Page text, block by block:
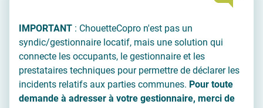
IMPORTANT : ChouetteCopro n'est pas un
syndic/gestionnaire locatif, mais une solution qui
connecte les occupants, le gestionnaire et les
prestataires techniques pour permettre de déclarer les
incidents relatifs aux parties communes. Pour toute
demande à adresser à votre gestionnaire, merci de